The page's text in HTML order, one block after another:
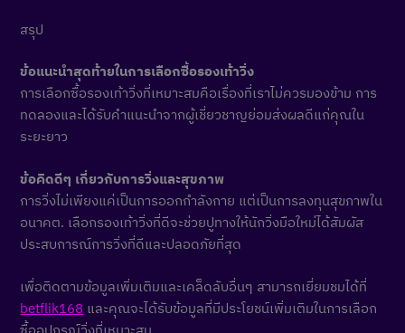
สรุป
ข้อแนะนำสุดท้ายในการเลือกซื้อรองเท้าวิ่ง
การเลือกซื้อรองเท้าวิ่งที่เหมาะสมคือเรื่องที่เราไม่ควรมองข้าม การ
ทดลองและได้รับคำแนะนำจากผู้เชี่ยวชาญย่อมส่งผลดีแก่คุณใน
ระยะยาว
ข้อคิดดีๆ เกี่ยวกับการวิ่งและสุขภาพ
การวิ่งไม่เพียงแค่เป็นการออกกำลังกาย แต่เป็นการลงทุนสุขภาพใน
อนาคต. เลือกรองเท้าวิ่งที่ดีจะช่วยปูทางให้นักวิ่งมือใหม่ได้สัมผัส
ประสบการณ์การวิ่งที่ดีและปลอดภัยที่สุด
เพื่อติดตามข้อมูลเพิ่มเติมและเคล็ดลับอื่นๆ สามารถเยี่ยมชมได้ที่
betflik168และคุณจะได้รับข้อมูลที่มีประโยชน์เพิ่มเติมในการเลือก